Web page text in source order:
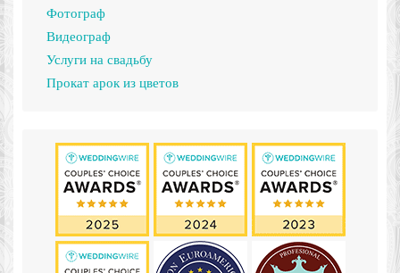
Фотограф
Видеограф
Услуги на свадьбу
Прокат арок из цветов